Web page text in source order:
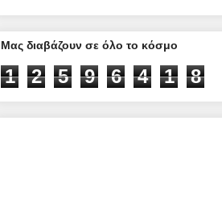
Μας διαβάζουν σε όλο το κόσμο
1 2 5 9 6 4 1 8